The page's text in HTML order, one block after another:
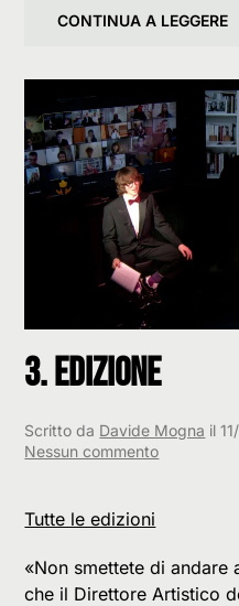
CONTINUA A LEGGERE
3. Edizione
Scritto da Davide Mogna il
Nessun commentosu
Tutte le edizioni
«Non smettete di andare
che il Direttore Artistico